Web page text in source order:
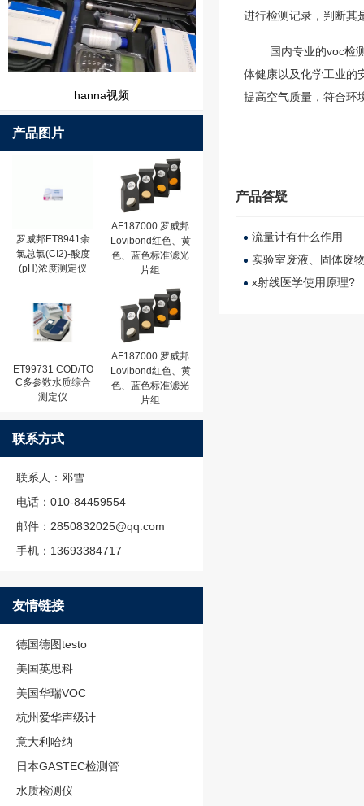
hanna视频
产品图片
罗威邦ET8941余
氯总氯(CI2)-酸度
(pH)浓度测定仪
AF187000 罗威邦
Lovibond红色、黄
色、蓝色标准滤光
片组
ET99731 COD/TO
C多参数水质综合
测定仪
AF187000 罗威邦
Lovibond红色、黄
色、蓝色标准滤光
片组
联系方式
联系人：邓雪
电话：010-84459554
邮件：2850832025@qq.com
手机：13693384717
友情链接
德国德图testo
美国英思科
美国华瑞VOC
杭州爱华声级计
意大利哈纳
日本GASTEC检测管
水质检测仪
进行检测记录，判断其
国内专业的voc检
体健康以及化学工业的
提高空气质量，符合环
产品答疑
流量计有什么作用
实验室废液、固体废
x射线医学使用原理?